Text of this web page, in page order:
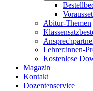
Abitur-Themen
Lehrer:innen-
Kostenlose
Magazin
Kontakt
Dozentenservice